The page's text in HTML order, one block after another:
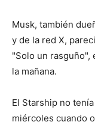
Musk, también
y de la red X,
"Solo un
la mañana.
El Starship no
miércoles cuando